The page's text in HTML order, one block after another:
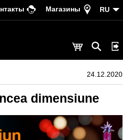
Магазины RU
24.12.2020
dimensiune